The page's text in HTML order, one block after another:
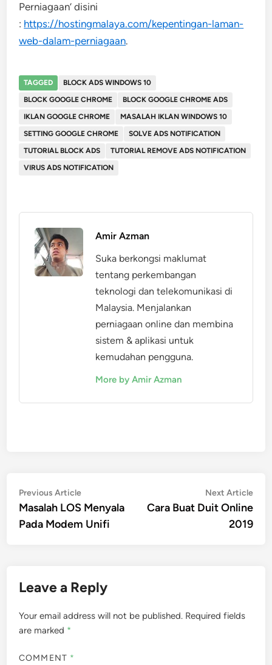
Perniagaan’ disini
: https://hostingmalaya.com/kepentingan-laman-
web-dalam-perniagaan.
TAGGED
BLOCK ADS WINDOWS 10
BLOCK GOOGLE CHROME
BLOCK GOOGLE CHROME ADS
IKLAN GOOGLE CHROME
MASALAH IKLAN WINDOWS 10
SETTING GOOGLE CHROME
SOLVE ADS NOTIFICATION
TUTORIAL BLOCK ADS
TUTORIAL REMOVE ADS NOTIFICATION
VIRUS ADS NOTIFICATION
Amir Azman
Suka berkongsi maklumat
tentang perkembangan
teknologi dan telekomunikasi di
Malaysia. Menjalankan
perniagaan online dan membina
sistem & aplikasi untuk
kemudahan pengguna.
More by Amir Azman
Post
navigation
Previous ArticlePrevious
article:
Masalah LOS Menyala
Pada Modem Unifi
Next Article
Cara Buat Duit Online
2019
Leave a Reply
Your email address will not be published. Required fields
are marked *
COMMENT *